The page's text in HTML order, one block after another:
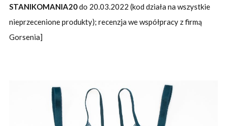
STANIKOMANIA20do 20.03.2022 (kod działa na wszystkie
nieprzecenione produkty); recenzja we współpracy z firmą
Gorsenia]